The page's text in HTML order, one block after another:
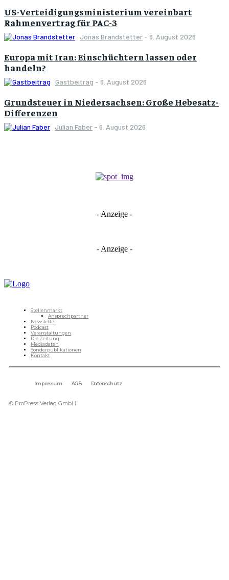
US-Verteidigungsministerium vereinbart
Rahmenvertrag für PAC-3
Jonas Brandstetter - 6. August 2026
Europa mit Iran: Einschüchtern lassen oder
handeln?
Gastbeitrag - 6. August 2026
Grundsteuer in Niedersachsen: Große Hebesatz-
Differenzen
Julian Faber - 6. August 2026
- Anzeige -
- Anzeige -
Stellenmarkt
Ansprechpartner
Newsletter
Podcast
Veranstaltungen
Die Zeitung
Mediadaten
Sonderpublikationen
Kontakt
Impressum AGB Datenschutz
© ProPress Verlag GmbH